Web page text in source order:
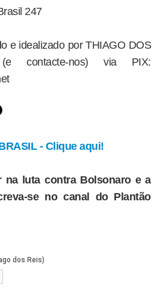
247
e idealizado por THIAGO DOS
contacte-nos) via PIX:
- Clique aqui!
na luta contra Bolsonaro e a
se no canal do Plantão